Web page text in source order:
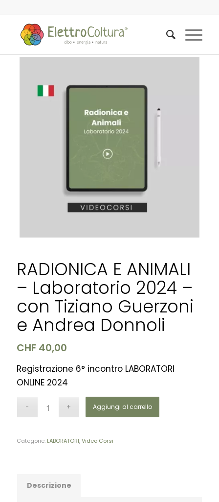
RADIONICA E ANIMALI
– Laboratorio 2024 –
con Tiziano Guerzoni
e Andrea Donnoli
CHF40,00
Registrazione 6° incontro LABORATORI
ONLINE 2024
Aggiungi al carrello
Categorie: LABORATORI,Video Corsi
Descrizione